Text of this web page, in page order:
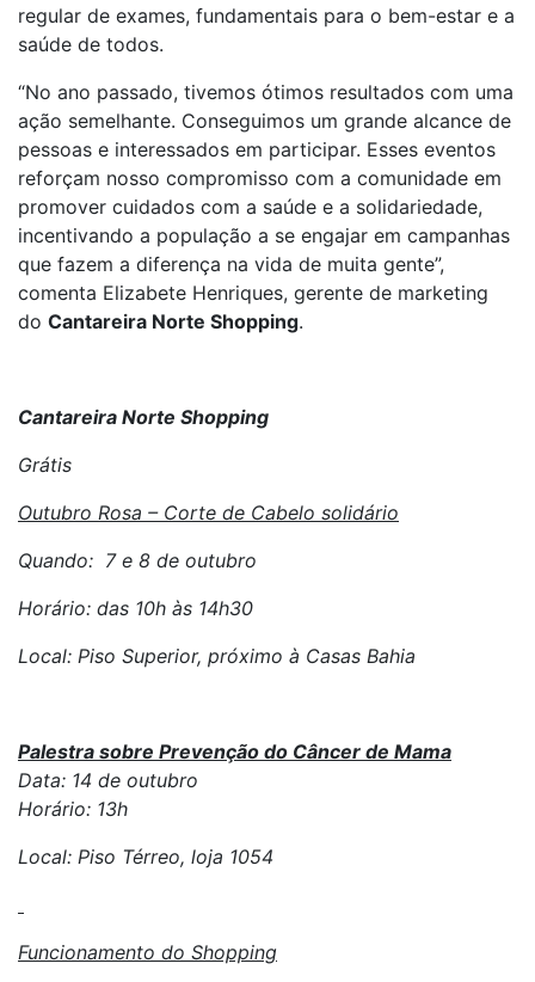
regular de exames, fundamentais para o bem-estar e a
saúde de todos.
“No ano passado, tivemos ótimos resultados com uma
ação semelhante. Conseguimos um grande alcance de
pessoas e interessados em participar. Esses eventos
reforçam nosso compromisso com a comunidade em
promover cuidados com a saúde e a solidariedade,
incentivando a população a se engajar em campanhas
que fazem a diferença na vida de muita gente”,
comenta Elizabete Henriques, gerente de marketing
do Cantareira Norte Shopping.
Cantareira Norte Shopping
Grátis
Outubro Rosa – Corte de Cabelo solidário
Quando: 7 e 8 de outubro
Horário: das 10h às 14h30
Local: Piso Superior, próximo à Casas Bahia
Palestra sobre Prevenção do Câncer de Mama
Data: 14 de outubro
Horário: 13h
Local: Piso Térreo, loja 1054
Funcionamento do Shopping